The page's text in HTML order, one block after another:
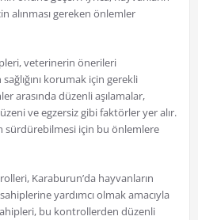
alınması gereken önlemler
veterinerin önerileri
korumak için gerekli
arasında düzenli aşılamalar,
ve egzersiz gibi faktörler yer alır.
sürdürebilmesi için bu önlemlere
Karaburun’da hayvanların
yardımcı olmak amacıyla
bu kontrollerden düzenli